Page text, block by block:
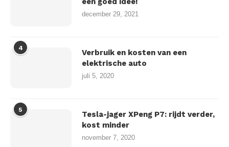
december 29, 2021
4
Verbruik en kosten van een
elektrische auto
juli 5, 2020
5
Tesla-jager XPeng P7: rijdt verder,
kost minder
november 7, 2020